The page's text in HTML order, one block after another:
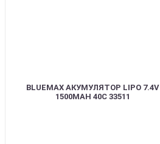
BLUEMAX АКУМУЛЯТОР LIPO 7.4V
1500MAH 40C 33511